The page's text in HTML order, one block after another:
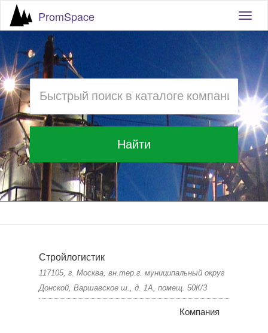
PromSpace
Найти
Стройлогистик
117105, г. Москва, вн.тер.г. муниципальный округ
Донской, Варшавское ш., д. 1А, помещ. 50К/3
Компания